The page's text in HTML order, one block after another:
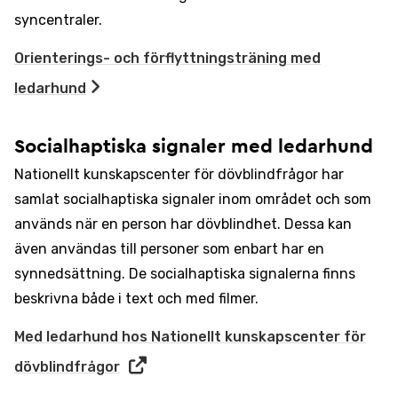
syncentraler.
Orienterings- och förflyttningsträning med
ledarhund
Socialhaptiska signaler med ledarhund
Nationellt kunskapscenter för dövblindfrågor har
samlat socialhaptiska signaler inom området och som
används när en person har dövblindhet. Dessa kan
även användas till personer som enbart har en
synnedsättning. De socialhaptiska signalerna finns
beskrivna både i text och med filmer.
Med ledarhund hos Nationellt kunskapscenter för
dövblindfrågor